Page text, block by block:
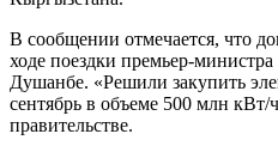
В сообщении отмечается, что
ходе поездки премьер-
Душанбе. «Решили закупить
сентябрь в объеме 500 млн
правительстве.